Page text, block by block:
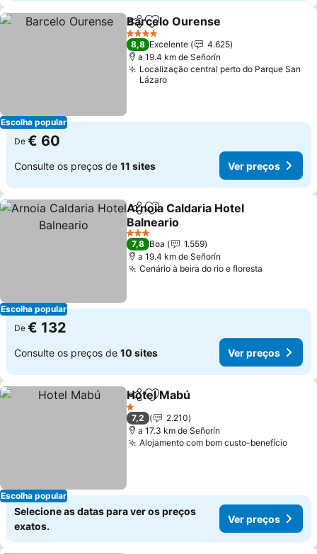
Escolha popular
PartilharAdicionar aos favoritos
Barcelo Ourense
4 Estrelas
8,8 Excelente
4.625
a 19.4 km de Señorín
Localização central perto do Parque San
Lázaro
De € 60
Consulte os preços de 11 sites Ver preços
Escolha popular
PartilharAdicionar aos favoritos
Arnoia Caldaria Hotel
Balneario
3 Estrelas
7,8 Boa
1.559
a 19.4 km de Señorín
Cenário à beira do rio e floresta
De € 132
Consulte os preços de 10 sites Ver preços
Escolha popular
PartilharAdicionar aos favoritos
Hotel Mabú
1 Estrelas
7,2
2.210
a 17.3 km de Señorín
Alojamento com bom custo-benefício
Selecione as datas para ver os preços
exatos.
Ver preços